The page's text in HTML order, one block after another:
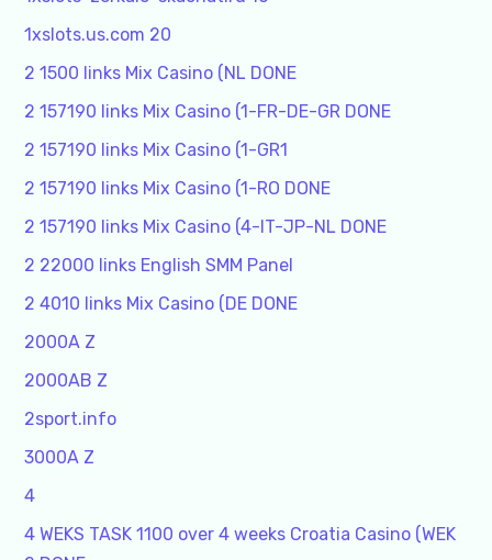
1xslots.us.com 20
2 1500 links Mix Casino (NL DONE
2 157190 links Mix Casino (1-FR-DE-GR DONE
2 157190 links Mix Casino (1-GR1
2 157190 links Mix Casino (1-RO DONE
2 157190 links Mix Casino (4-IT-JP-NL DONE
2 22000 links English SMM Panel
2 4010 links Mix Casino (DE DONE
2000A Z
2000AB Z
2sport.info
3000A Z
4
4 WEKS TASK 1100 over 4 weeks Croatia Casino (WEK